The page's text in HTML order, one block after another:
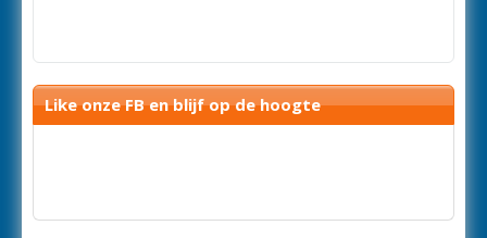
Like onze FB en blijf op de hoogte